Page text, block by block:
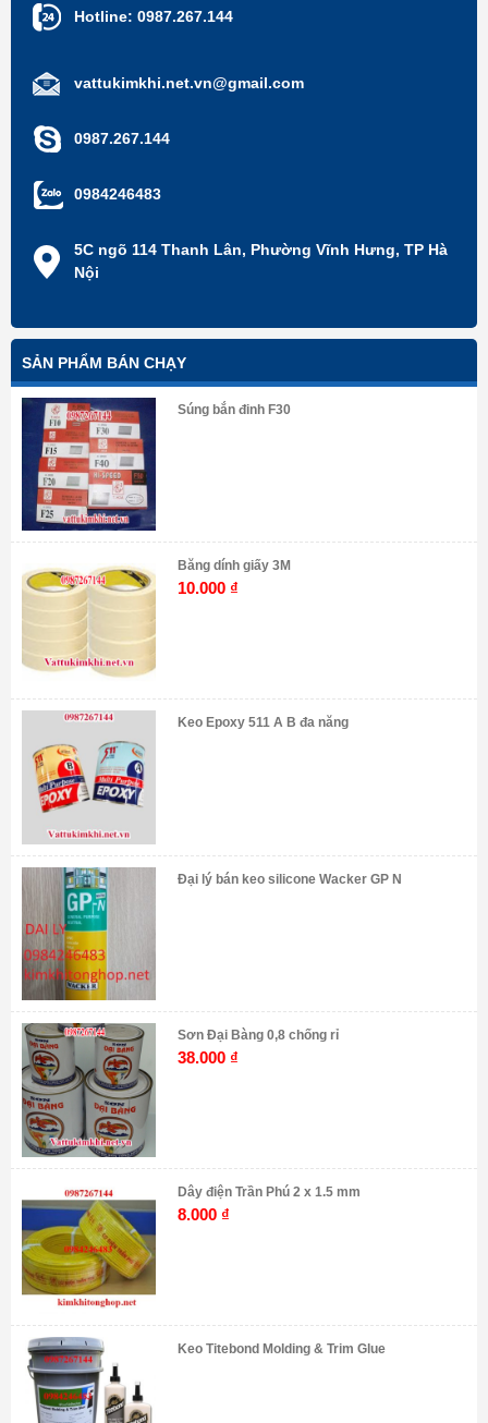
Hotline: 0987.267.144
vattukimkhi.net.vn@gmail.com
0987.267.144
0984246483
5C ngõ 114 Thanh Lân, Phường Vĩnh Hưng, TP Hà
Nội
SẢN PHẨM BÁN CHẠY
Súng bắn đinh F30
Băng dính giấy 3M
10.000 ₫
Keo Epoxy 511 A B đa năng
Đại lý bán keo silicone Wacker GP N
Sơn Đại Bàng 0,8 chống rỉ
38.000 ₫
Dây điện Trần Phú 2 x 1.5 mm
8.000 ₫
Keo Titebond Molding & Trim Glue